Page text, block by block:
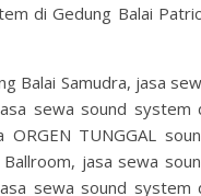
di Gedung Balai
Balai Samudra, jasa
sewa sound system
TUNGGAL
jasa sewa
sewa sound system